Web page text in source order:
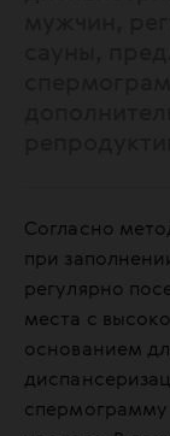
Согласно
при
регулярно
места с
основанием